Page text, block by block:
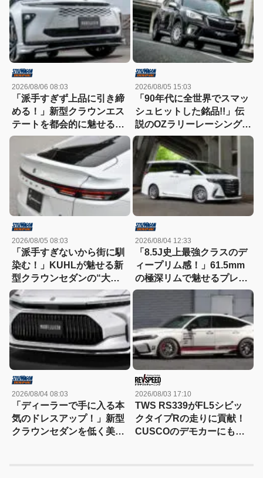
2026/08/06 08:03
「派手すぎず上品に引き締
める！」新型クラウンエス
テートを都会的に魅せる、
モデリスタのディーラーで
買える流麗スタイル
2026/08/05 15:03
「90年代に全世界でスマッ
シュヒットした銘品!!」伝
説のOZラリーレーシングを
今だからこそ狙いたい！
2026/08/05 08:03
「派手すぎないから街に馴
染む！」KUHLが魅せる新
型クラウンセダンの“大人
な”薄型フラップエアロ
2026/08/04 12:33
「8.5J史上最強クラスのデ
ィープリム感！」61.5mm
の極深リムで魅せるプレシ
ャスAST-M5の衝撃
2026/08/04 08:03
「ディーラーで手に入る本
気のドレスアップ！」新型
クラウンセダンを低く美し
2026/08/03 17:10
TWS RS339がFL5シビッ
クタイプRの走りに貢献！
CUSCOのデモカーにも装